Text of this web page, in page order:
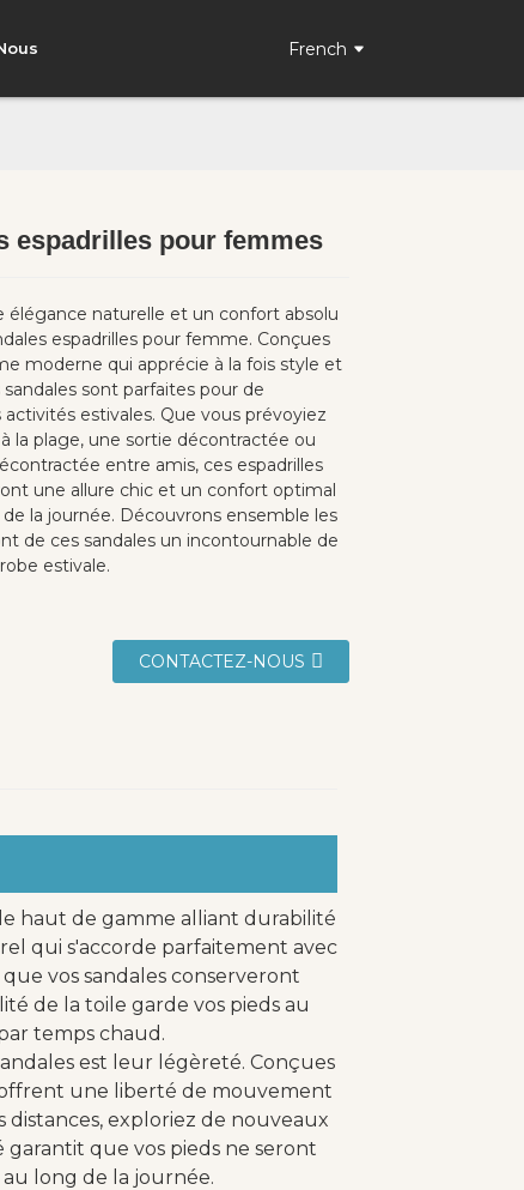
French
Loading...
Loading...
espadrilles pour femmes
élégance naturelle et un confort absolu
espadrilles pour femme. Conçues
moderne qui apprécie à la fois style et
sont parfaites pour de
estivales. Que vous prévoyiez
la plage, une sortie décontractée ou
entre amis, ces espadrilles
une allure chic et un confort optimal
la journée. Découvrons ensemble les
de ces sandales un incontournable de
estivale.
CONTACTEZ-NOUS
haut de gamme alliant durabilité
qui s'accorde parfaitement avec
vos sandales conserveront
de la toile garde vos pieds au
temps chaud.
est leur légèreté. Conçues
une liberté de mouvement
exploriez de nouveaux
que vos pieds ne seront
long de la journée.